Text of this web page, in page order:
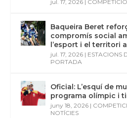
jul. 17, 2026 | COMPETICIÓ
Baqueira Beret
compromís social
l’esport i el territori
jul. 17, 2026 | ESTACIONS
PORTADA
Oficial: L’esquí de
programa olímpic i
juny 18, 2026 |
NOTÍCIES